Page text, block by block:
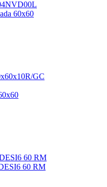
60x60
60 RM